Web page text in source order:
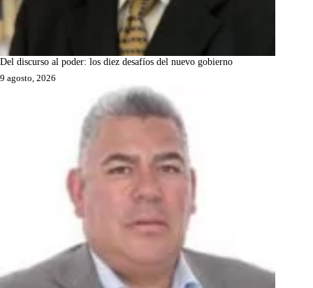
Del discurso al poder: los diez desafíos del nuevo gobierno
9 agosto, 2026